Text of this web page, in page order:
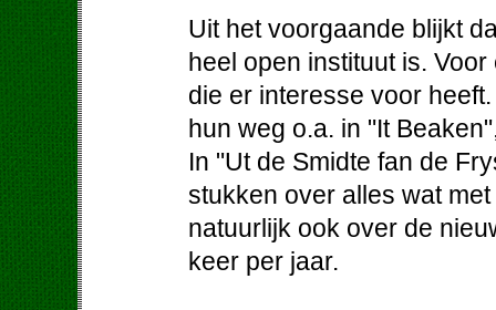
Uit het voorgaande blijkt
heel open instituut is.
die er interesse voor
hun weg o.a. in "It
In "Ut de Smidte fan de
stukken over alles wat
natuurlijk ook over de
keer per jaar.